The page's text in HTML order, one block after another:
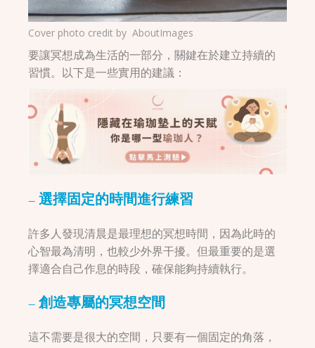
Cover photo credit byAboutImages
要讓冥想成為生活的一部分，關鍵在於建立持續的
習慣。以下是一些實用的建議：
– 選擇固定的時間進行練習
許多人發現清晨是最理想的冥想時間，因為此時的
心智最為清明，也較少外界干擾。但最重要的是選
擇適合自己作息的時段，確保能夠持續執行。
– 創造專屬的冥想空間
這不需要是很大的空間，只要有一個固定的角落，